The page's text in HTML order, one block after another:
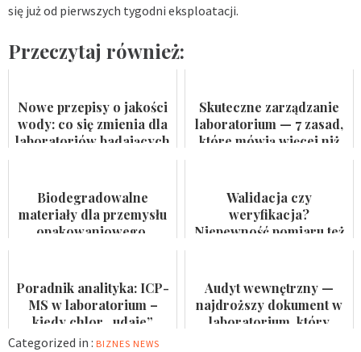
się już od pierwszych tygodni eksploatacji.
Przeczytaj również:
Nowe przepisy o jakości
wody: co się zmienia dla
laboratoriów badających
Skuteczne zarządzanie
laboratorium — 7 zasad,
które mówią więcej niż
Biodegradowalne
materiały dla przemysłu
opakowaniowego.
Walidacja czy
weryfikacja?
Niepewność pomiaru też
Poradnik analityka: ICP-
MS w laboratorium –
kiedy chlor „udaje”
arsen?
Audyt wewnętrzny —
najdroższy dokument w
laboratorium, który
Categorized in : BIZNES NEWS